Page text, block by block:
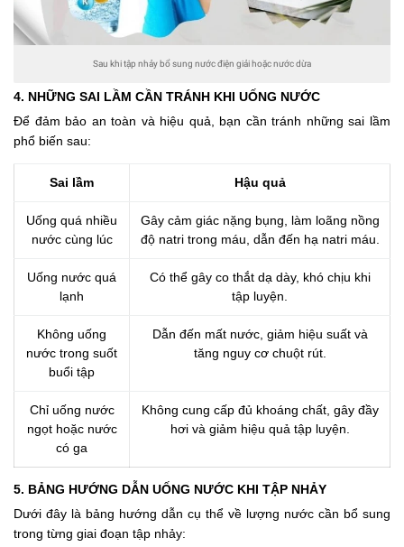
Sau khi tập nhảy bổ sung nước điện giải hoặc nước dừa
4. NHỮNG SAI LẦM CẦN TRÁNH KHI UỐNG NƯỚC
Để đảm bảo an toàn và hiệu quả, bạn cần tránh những sai lầm
phổ biến sau:
Sai lầm Hậu quả
Uống quá nhiều
nước cùng lúc
Gây cảm giác nặng bụng, làm loãng nồng
độ natri trong máu, dẫn đến hạ natri máu.
Uống nước quá
lạnh
Có thể gây co thắt dạ dày, khó chịu khi
tập luyện.
Không uống
nước trong suốt
buổi tập
Dẫn đến mất nước, giảm hiệu suất và
tăng nguy cơ chuột rút.
Chỉ uống nước
ngọt hoặc nước
có ga
Không cung cấp đủ khoáng chất, gây đầy
hơi và giảm hiệu quả tập luyện.
5. BẢNG HƯỚNG DẪN UỐNG NƯỚC KHI TẬP NHẢY
Dưới đây là bảng hướng dẫn cụ thể về lượng nước cần bổ sung
trong từng giai đoạn tập nhảy: